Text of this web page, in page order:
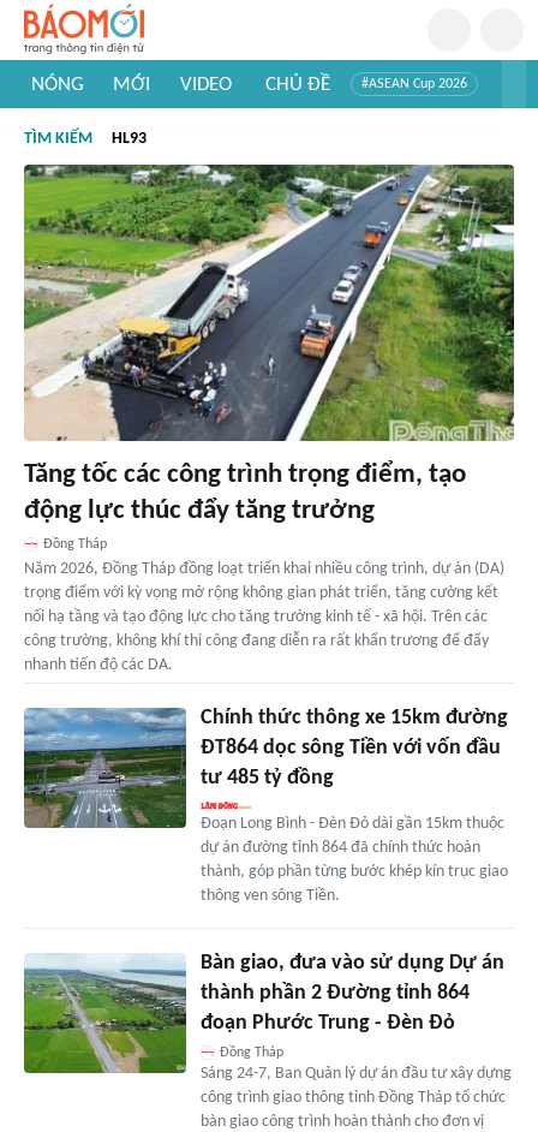
NÓNG MỚI VIDEO CHỦ ĐỀ #ASEAN Cup 2026
#Khám phá thế giới
TÌM KIẾM HL93
Tăng tốc các công trình trọng điểm, tạo
động lực thúc đẩy tăng trưởng
Đồng Tháp
Năm 2026, Đồng Tháp đồng loạt triển khai nhiều công trình, dự án (DA)
trọng điểm với kỳ vọng mở rộng không gian phát triển, tăng cường kết
nối hạ tầng và tạo động lực cho tăng trưởng kinh tế - xã hội. Trên các
công trường, không khí thi công đang diễn ra rất khẩn trương để đẩy
nhanh tiến độ các DA.
Chính thức thông xe 15km đường
ĐT864 dọc sông Tiền với vốn đầu
tư 485 tỷ đồng
Đoạn Long Bình - Đèn Đỏ dài gần 15km thuộc
dự án đường tỉnh 864 đã chính thức hoàn
thành, góp phần từng bước khép kín trục giao
thông ven sông Tiền.
Bàn giao, đưa vào sử dụng Dự án
thành phần 2 Đường tỉnh 864
đoạn Phước Trung - Đèn Đỏ
Đồng Tháp
Sáng 24-7, Ban Quản lý dự án đầu tư xây dựng
công trình giao thông tỉnh Đồng Tháp tổ chức
bàn giao công trình hoàn thành cho đơn vị